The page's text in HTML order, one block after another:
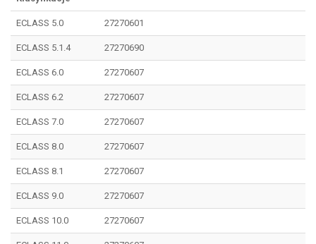
ECLASS 5.0 27270601
ECLASS 5.1.4 27270690
ECLASS 6.0 27270607
ECLASS 6.2 27270607
ECLASS 7.0 27270607
ECLASS 8.0 27270607
ECLASS 8.1 27270607
ECLASS 9.0 27270607
ECLASS 10.0 27270607